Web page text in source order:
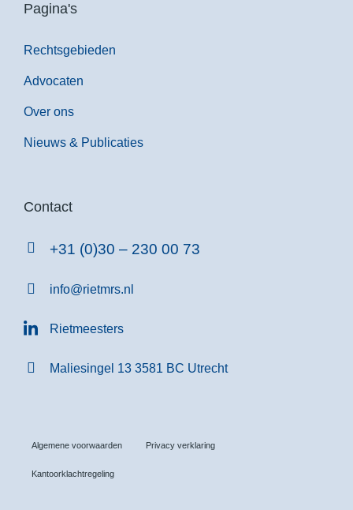
Pagina's
Rechtsgebieden
Advocaten
Over ons
Nieuws & Publicaties
Contact
+31 (0)30 – 230 00 73
info@rietmrs.nl
Rietmeesters
Maliesingel 13 3581 BC Utrecht
Algemene voorwaarden Privacy verklaring
Kantoorklachtregeling